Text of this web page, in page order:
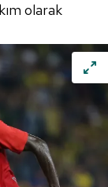
olarak